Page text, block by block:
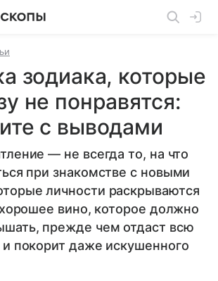
зодиака, которые
не понравятся:
с выводами
— не всегда то, на что
при знакомстве с новыми
личности раскрываются
вино, которое должно
прежде чем отдаст всю
и покорит даже искушенного